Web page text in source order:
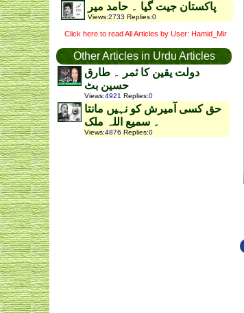
پاکستان جیت گیا ۔ حامد میر
Views:2733 Replies:0
Click here to read All Articles by User: Hamid_Mir
Other Articles in Urdu Articles
دولت یقین کا ثمر ۔ طارق
حسین بٹ
Views:4921 Replies:0
حق کسی آمیرش کو نہیں مانتا
۔ سمیع اللہ ملک
Views:4876 Replies:0